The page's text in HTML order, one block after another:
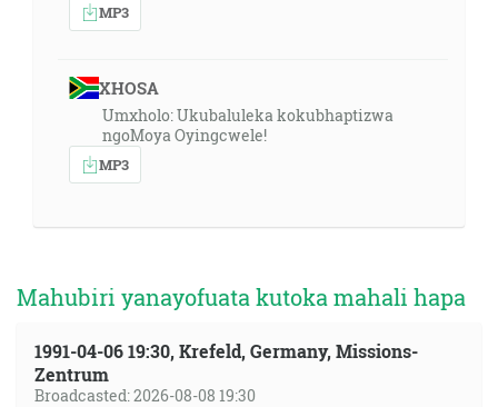
MP3
XHOSA
Umxholo: Ukubaluleka kokubhaptizwa
ngoMoya Oyingcwele!
MP3
Mahubiri yanayofuata kutoka mahali hapa
1991-04-06 19:30, Krefeld, Germany, Missions-
Zentrum
Broadcasted: 2026-08-08 19:30